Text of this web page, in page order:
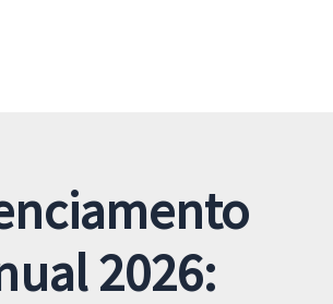
2026: